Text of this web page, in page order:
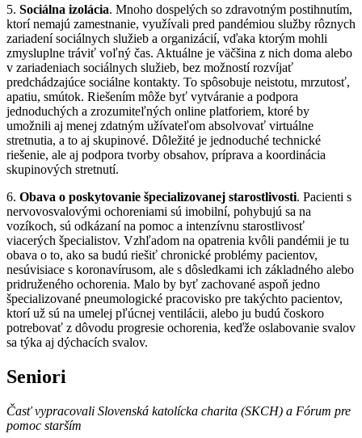
5. Sociálna izolácia. Mnoho dospelých so zdravotným postihnutím,
ktorí nemajú zamestnanie, využívali pred pandémiou služby rôznych
zariadení sociálnych služieb a organizácií, vďaka ktorým mohli
zmysluplne tráviť voľný čas. Aktuálne je väčšina z nich doma alebo
v zariadeniach sociálnych služieb, bez možností rozvíjať
predchádzajúce sociálne kontakty. To spôsobuje neistotu, mrzutosť,
apatiu, smútok. Riešením môže byť vytváranie a podpora
jednoduchých a zrozumiteľných online platforiem, ktoré by
umožnili aj menej zdatným užívateľom absolvovať virtuálne
stretnutia, a to aj skupinové. Dôležité je jednoduché technické
riešenie, ale aj podpora tvorby obsahov, príprava a koordinácia
skupinových stretnutí.
6. Obava o poskytovanie špecializovanej starostlivosti. Pacienti s
nervovosvalovými ochoreniami sú imobilní, pohybujú sa na
vozíkoch, sú odkázaní na pomoc a intenzívnu starostlivosť
viacerých špecialistov. Vzhľadom na opatrenia kvôli pandémii je tu
obava o to, ako sa budú riešiť chronické problémy pacientov,
nesúvisiace s koronavírusom, ale s dôsledkami ich základného alebo
pridruženého ochorenia. Malo by byť zachované aspoň jedno
špecializované pneumologické pracovisko pre takýchto pacientov,
ktorí už sú na umelej pľúcnej ventilácii, alebo ju budú čoskoro
potrebovať z dôvodu progresie ochorenia, keďže oslabovanie svalov
sa týka aj dýchacích svalov.
Seniori
Časť vypracovali Slovenská katolícka charita (SKCH) a Fórum pre
pomoc starším